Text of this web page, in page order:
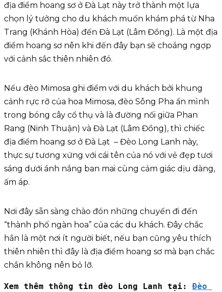
địa điểm hoang sơ ở Đà Lạt này trở thành một lựa
chọn lý tưởng cho du khách muốn khám phá từ Nha
Trang (Khánh Hòa) đến Đà Lạt (Lâm Đồng). Là một địa
điểm hoang sơ nên khi đến đây bạn sẽ choáng ngợp
với cảnh sắc thiên nhiên đó.
Nếu đèo Mimosa ghi điểm với du khách bởi khung
cảnh rực rỡ của hoa Mimosa, đèo Sông Pha ẩn mình
trong bóng cây cổ thụ và là đường nối giữa Phan
Rang (Ninh Thuận) và Đà Lạt (Lâm Đồng), thì chiếc
địa điểm hoang sơ ở Đà Lạt – Đèo Long Lanh này,
thực sự tương xứng với cái tên của nó với vẻ đẹp tươi
sáng dưới ánh nắng ban mai cùng cảm giác dịu dàng,
ấm áp.
Nơi đây sẵn sàng chào đón những chuyến đi đến
“thành phố ngàn hoa” của các du khách. Đây chắc
hẳn là một nơi ít người biết, nếu bạn cũng yêu thích
thiên nhiên thì đây là địa điểm hoang sơ mà bạn chắc
chắn không nên bỏ lỡ.
Xem thêm thông tin đèo Long Lanh tại: Đèo